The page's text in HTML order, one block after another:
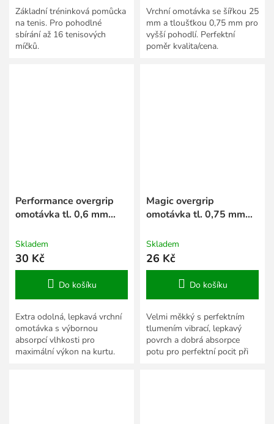
Základní tréninková pomůcka
na tenis. Pro pohodlné
sbírání až 16 tenisových
míčků.
Vrchní omotávka se šířkou 25
mm a tloušťkou 0,75 mm pro
vyšší pohodlí. Perfektní
poměr kvalita/cena.
Performance overgrip
omotávka tl. 0,6 mm
Skladem
30 Kč
Do košíku
Extra odolná, lepkavá vrchní
omotávka s výbornou
absorpcí vlhkosti pro
maximální výkon na kurtu.
Magic overgrip
omotávka tl. 0,75 mm
Skladem
26 Kč
Do košíku
Velmi měkký s perfektním
tlumením vibrací, lepkavý
povrch a dobrá absorpce
potu pro perfektní pocit při